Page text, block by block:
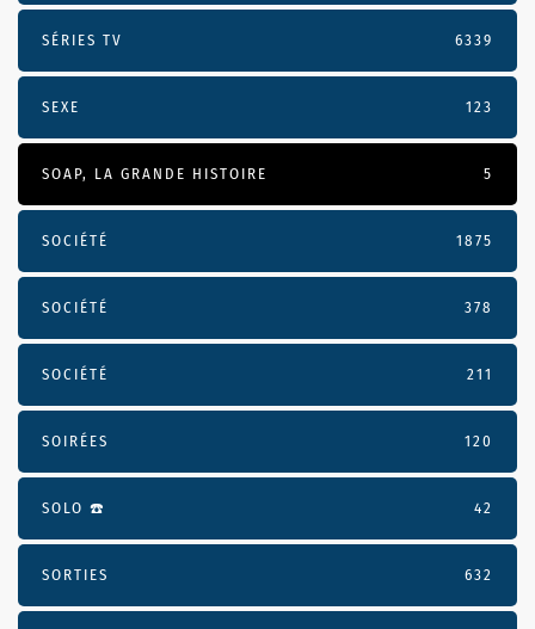
SÉRIES TV 6339
SEXE 123
SOAP, LA GRANDE HISTOIRE 5
SOCIÉTÉ 1875
SOCIÉTÉ 378
SOCIÉTÉ 211
SOIRÉES 120
SOLO ☎️ 42
SORTIES 632